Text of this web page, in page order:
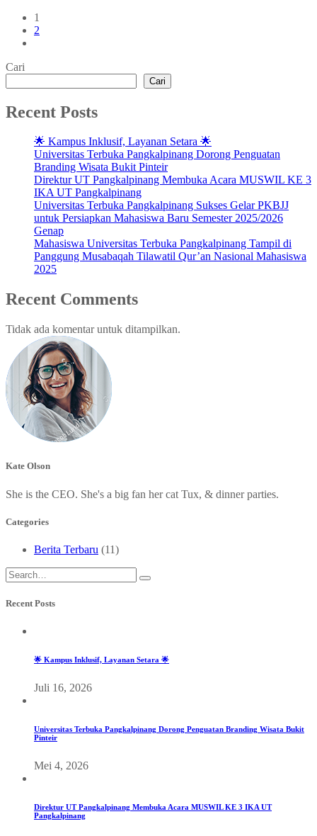
1
2
Cari
Cari
Recent Posts
🌟 Kampus Inklusif, Layanan Setara 🌟
Universitas Terbuka Pangkalpinang Dorong Penguatan
Branding Wisata Bukit Pinteir
Direktur UT Pangkalpinang Membuka Acara MUSWIL KE 3
IKA UT Pangkalpinang
Universitas Terbuka Pangkalpinang Sukses Gelar PKBJJ
untuk Persiapkan Mahasiswa Baru Semester 2025/2026
Genap
Mahasiswa Universitas Terbuka Pangkalpinang Tampil di
Panggung Musabaqah Tilawatil Qur’an Nasional Mahasiswa
2025
Recent Comments
Tidak ada komentar untuk ditampilkan.
Kate Olson
She is the CEO. She's a big fan her cat Tux, & dinner parties.
Categories
Berita Terbaru (11)
Recent Posts
🌟 Kampus Inklusif, Layanan Setara 🌟
Juli 16, 2026
Universitas Terbuka Pangkalpinang Dorong Penguatan Branding Wisata Bukit
Pinteir
Mei 4, 2026
Direktur UT Pangkalpinang Membuka Acara MUSWIL KE 3 IKA UT
Pangkalpinang